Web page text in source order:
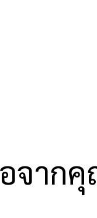
อจาก